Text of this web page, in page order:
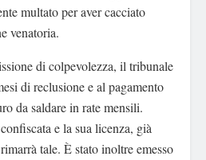
multato per aver cacciato
venatoria.
di colpevolezza, il tribunale
di reclusione e al pagamento
da saldare in rate mensili.
e la sua licenza, già
tale. È stato inoltre emesso